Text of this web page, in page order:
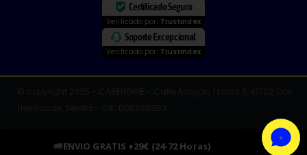
ENVIO GRATIS +29€ (24-72 Horas)
Certificado Seguro
Verificado por: Trustindex
Soporte Excepcional
Verificado por: Trustindex